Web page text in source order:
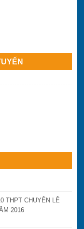
tuyển lớp 10 công
Hòa năm 2016
học thêm và tựu